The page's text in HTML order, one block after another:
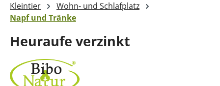
Kleintier
Wohn- und Schlafplatz
Napf und Tränke
Heuraufe verzinkt